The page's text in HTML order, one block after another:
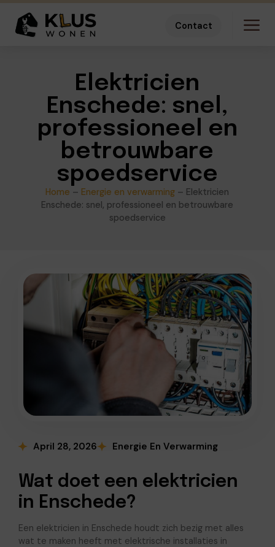
Contact
Elektricien
Enschede: snel,
professioneel en
betrouwbare
spoedservice
Home – Energie en verwarming – Elektricien
Enschede: snel, professioneel en betrouwbare
spoedservice
April 28, 2026 Energie En Verwarming
Wat doet een elektricien
in Enschede?
Een elektricien in Enschede houdt zich bezig met alles
wat te maken heeft met elektrische installaties in